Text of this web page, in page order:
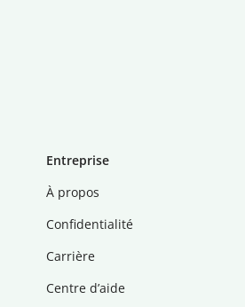
Entreprise
À propos
Confidentialité
Carrière
Centre d’aide